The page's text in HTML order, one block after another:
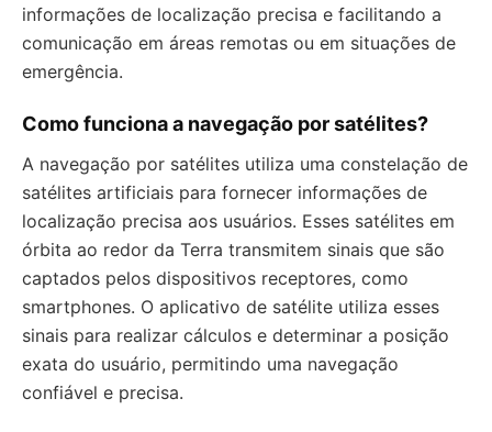
informações de localização precisa e facilitando a
comunicação em áreas remotas ou em situações de
emergência.
Como funciona a navegação por satélites?
A navegação por satélites utiliza uma constelação de
satélites artificiais para fornecer informações de
localização precisa aos usuários. Esses satélites em
órbita ao redor da Terra transmitem sinais que são
captados pelos dispositivos receptores, como
smartphones. O aplicativo de satélite utiliza esses
sinais para realizar cálculos e determinar a posição
exata do usuário, permitindo uma navegação
confiável e precisa.